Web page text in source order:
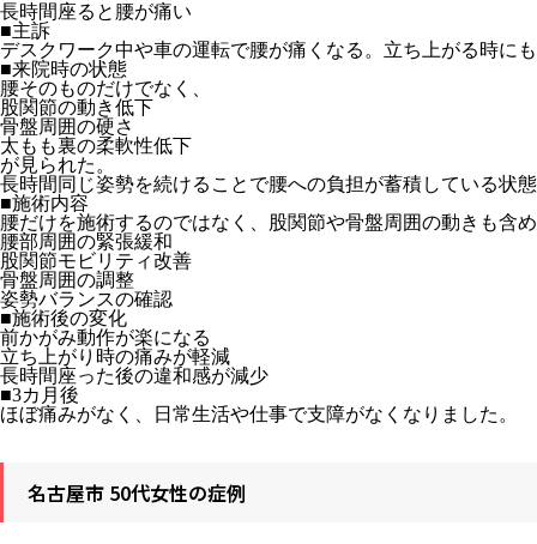
長時間座ると腰が痛い
■主訴
デスクワーク中や車の運転で腰が痛くなる。立ち上がる時に
■来院時の状態
腰そのものだけでなく、
股関節の動き低下
骨盤周囲の硬さ
太もも裏の柔軟性低下
が見られた。
長時間同じ姿勢を続けることで腰への負担が蓄積している状
■施術内容
腰だけを施術するのではなく、股関節や骨盤周囲の動きも含
腰部周囲の緊張緩和
股関節モビリティ改善
骨盤周囲の調整
姿勢バランスの確認
■施術後の変化
前かがみ動作が楽になる
立ち上がり時の痛みが軽減
長時間座った後の違和感が減少
■3カ月後
ほぼ痛みがなく、日常生活や仕事で支障がなくなりました。
名古屋市 50代女性の症例